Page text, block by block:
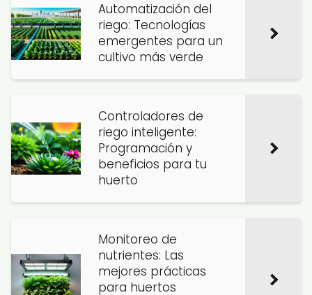
Automatización del
riego: Tecnologías
emergentes para un
cultivo más verde
Controladores de
riego inteligente:
Programación y
beneficios para tu
huerto
Monitoreo de
nutrientes: Las
mejores prácticas
para huertos